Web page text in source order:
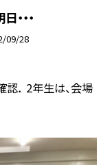
・・・
09/28
． 2年生は、会場